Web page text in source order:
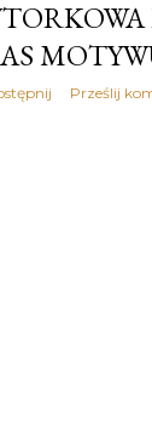
Prześlij